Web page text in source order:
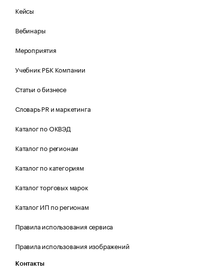
Кейсы
Вебинары
Мероприятия
Учебник РБК Компании
Статьи о бизнесе
Словарь PR и маркетинга
Каталог по ОКВЭД
Каталог по регионам
Каталог по категориям
Каталог торговых марок
Каталог ИП по регионам
Правила использования сервиса
Правила использования изображений
Контакты